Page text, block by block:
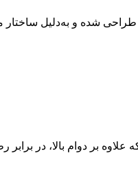
شده و به‌دلیل ساختار
بر دوام بالا، در برابر